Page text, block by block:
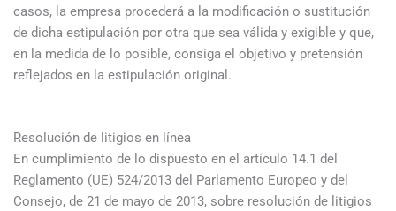
casos, la empresa procederá a la modificación o sustitución
de dicha estipulación por otra que sea válida y exigible y que,
en la medida de lo posible, consiga el objetivo y pretensión
reflejados en la estipulación original.
Resolución de litigios en línea
En cumplimiento de lo dispuesto en el artículo 14.1 del
Reglamento (UE) 524/2013 del Parlamento Europeo y del
Consejo, de 21 de mayo de 2013, sobre resolución de litigios